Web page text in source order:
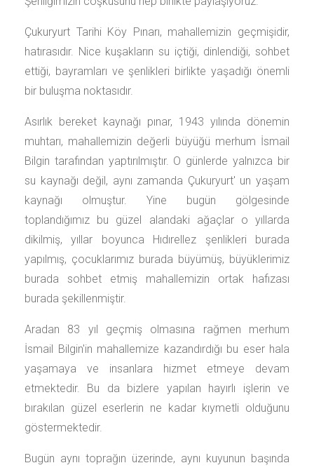
Çukuryurt Tarihi Köy Pınarı, mahallemizin geçmişidir,
hatırasıdır. Nice kuşakların su içtiği, dinlendiği, sohbet
ettiği, bayramları ve şenlikleri birlikte yaşadığı önemli
bir buluşma noktasıdır.
Asırlık bereket kaynağı pınar, 1943 yılında dönemin
muhtarı, mahallemizin değerli büyüğü merhum İsmail
Bilgin tarafından yaptırılmıştır. O günlerde yalnızca bir
su kaynağı değil, aynı zamanda Çukuryurt' un yaşam
kaynağı olmuştur. Yine bugün gölgesinde
toplandığımız bu güzel alandaki ağaçlar o yıllarda
dikilmiş, yıllar boyunca Hıdırellez şenlikleri burada
yapılmış, çocuklarımız burada büyümüş, büyüklerimiz
burada sohbet etmiş mahallemizin ortak hafızası
burada şekillenmiştir.
Aradan 83 yıl geçmiş olmasına rağmen merhum
İsmail Bilgin'in mahallemize kazandırdığı bu eser hala
yaşamaya ve insanlara hizmet etmeye devam
etmektedir. Bu da bizlere yapılan hayırlı işlerin ve
bırakılan güzel eserlerin ne kadar kıymetli olduğunu
göstermektedir.
Bugün aynı toprağın üzerinde, aynı kuyunun başında